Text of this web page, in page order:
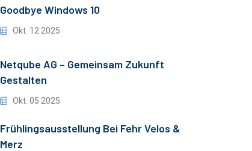
Goodbye Windows 10
Okt. 12 2025
Netqube AG – Gemeinsam Zukunft
Gestalten
Okt. 05 2025
Frühlingsausstellung Bei Fehr Velos &
Merz